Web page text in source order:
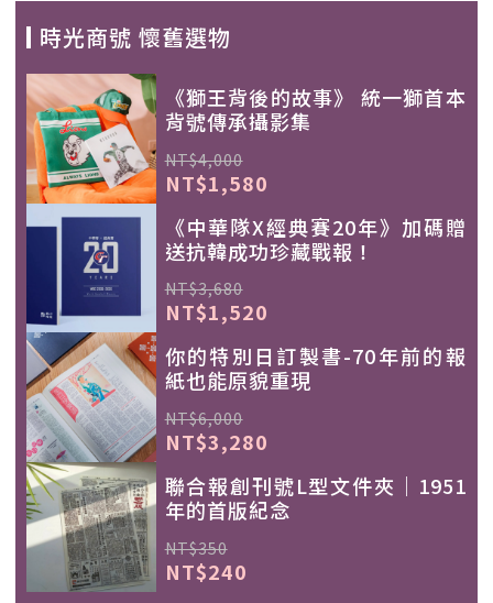
時光商號 懷舊選物
《獅王背後的故事》 統一獅首本
背號傳承攝影集
NT$4,000
NT$1,580
《中華隊X經典賽20年》加碼贈
送抗韓成功珍藏戰報！
NT$3,680
NT$1,520
你的特別日訂製書-70年前的報
紙也能原貌重現
NT$6,000
NT$3,280
聯合報創刊號L型文件夾｜1951
年的首版紀念
NT$350
NT$240